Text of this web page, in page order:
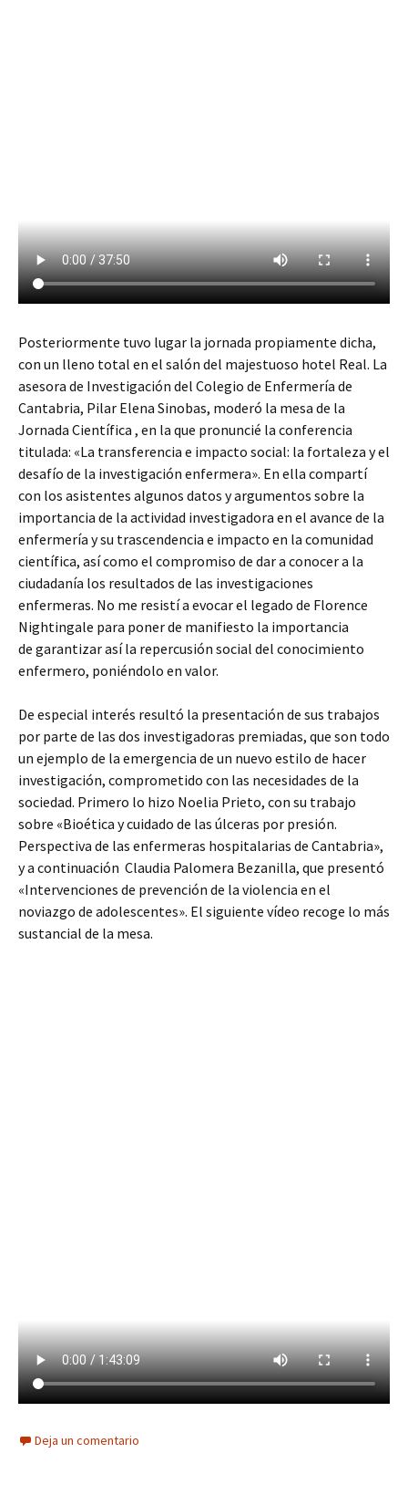
Posteriormente tuvo lugar la jornada propiamente dicha,
con un lleno total en el salón del majestuoso hotel Real. La
asesora de Investigación del Colegio de Enfermería de
Cantabria, Pilar Elena Sinobas, moderó la mesa de la
Jornada Científica , en la que pronuncié la conferencia
titulada: «La transferencia e impacto social: la fortaleza y el
desafío de la investigación enfermera». En ella compartí
con los asistentes algunos datos y argumentos sobre la
importancia de la actividad investigadora en el avance de la
enfermería y su trascendencia e impacto en la comunidad
científica, así como el compromiso de dar a conocer a la
ciudadanía los resultados de las investigaciones
enfermeras. No me resistí a evocar el legado de Florence
Nightingale para poner de manifiesto la importancia
de garantizar así la repercusión social del conocimiento
enfermero, poniéndolo en valor.
De especial interés resultó la presentación de sus trabajos
por parte de las dos investigadoras premiadas, que son todo
un ejemplo de la emergencia de un nuevo estilo de hacer
investigación, comprometido con las necesidades de la
sociedad. Primero lo hizo Noelia Prieto, con su trabajo
sobre «Bioética y cuidado de las úlceras por presión.
Perspectiva de las enfermeras hospitalarias de Cantabria»,
y a continuación Claudia Palomera Bezanilla, que presentó
«Intervenciones de prevención de la violencia en el
noviazgo de adolescentes». El siguiente vídeo recoge lo más
sustancial de la mesa.
Deja un comentario